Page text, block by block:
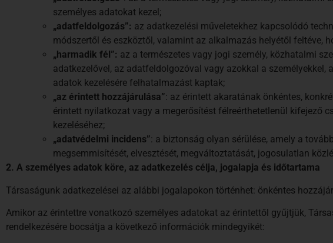
személyes adatokat kezel;
„adatfeldolgozás”: az adatkezelési műveletekhez kapcsolódó
módszertől és eszköztől, valamint az alkalmazás helyétől feltéve,
„harmadik fél”: az a természetes vagy jogi személy, közhatalmi
adatkezelővel, az adatfeldolgozóval vagy azokkal a
adatok kezelésére felhatalmazást kaptak;
„az érintett hozzájárulása”: az érintett akaratának önkéntes,
érintett nyilatkozat vagy a megerősítést félreérthetetlenül kifejező
kezeléséhez;
„adatvédelmi incidens”: a biztonság olyan sérülése, amely a
megsemmisítését, elvesztését, megváltoztatását, jogosulatlan
2. A személyes adatok köre, az adatkezelés célja, jogalapja és időtartama
Társaságunk adatkezelései az alábbi jogalapokon történhet: önkéntes
Amikor az érintettre vonatkozó személyes adatokat az érintettől gyűjtjük,
rendelkezésére bocsátja a következő információk mindegyikét: